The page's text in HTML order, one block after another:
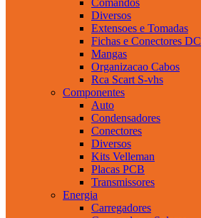
Comandos
Diversos
Extensoes e Tomadas
Fichas e Conectores DC
Mangas
Organizacao Cabos
Rca Scart S-vhs
Componentes
Auto
Condensadores
Conectores
Diversos
Kits Velleman
Placas PCB
Transmissores
Energia
Carregadores